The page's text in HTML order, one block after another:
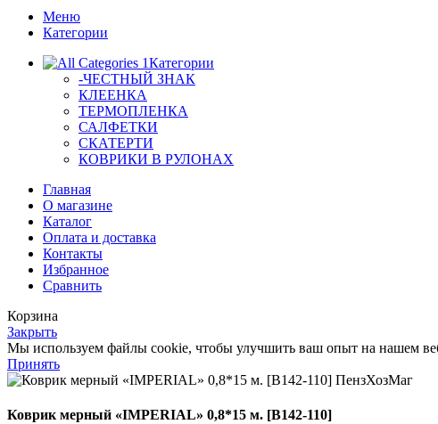
Меню
Категории
Категории
-ЧЕСТНЫЙ ЗНАК
КЛЕЕНКА
ТЕРМОПЛЕНКА
САЛФЕТКИ
СКАТЕРТИ
КОВРИКИ В РУЛОНАХ
Главная
О магазине
Каталог
Оплата и доставка
Контакты
Избранное
Сравнить
Корзина
Закрыть
Мы используем файлы cookie, чтобы улучшить ваш опыт на нашем
Принять
Коврик мерный «IMPERIAL» 0,8*15 м. [B142-110]